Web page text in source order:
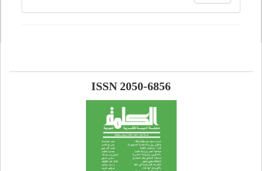
ISSN 2050-6856